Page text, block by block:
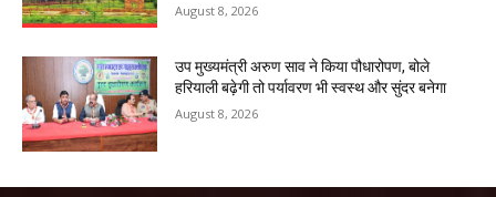
August 8, 2026
उप मुख्यमंत्री अरुण साव ने किया पौधारोपण, बोले
हरियाली बढ़ेगी तो पर्यावरण भी स्वस्थ और सुंदर बनेगा
August 8, 2026